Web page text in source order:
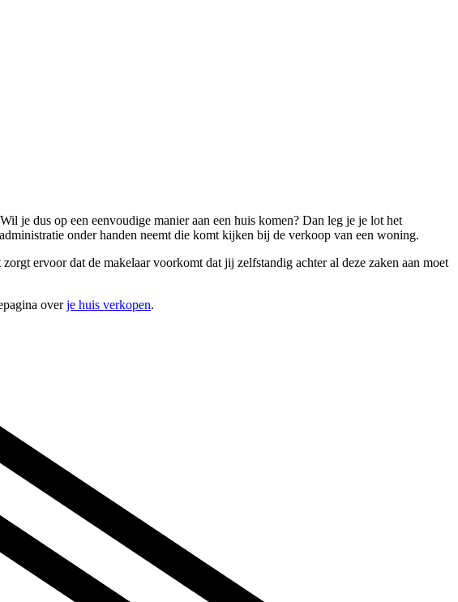
je dus op een eenvoudige manier aan een huis komen? Dan leg je je lot het
onder handen neemt die komt kijken bij de verkoop van een woning.
ervoor dat de makelaar voorkomt dat jij zelfstandig achter al deze zaken aan moet
overje huis verkopen.